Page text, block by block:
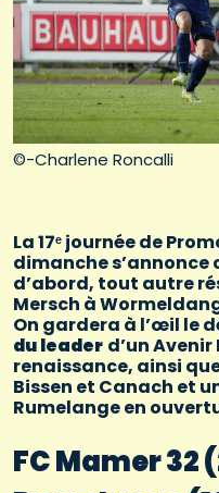
©-Charlene Roncalli
La 17ᵉ journée de
dimanche s’annonce
d’abord, tout autre
Mersch à
On gardera à l’œil le
du leader d’un
renaissance, ainsi
Bissen et Canach et
Rumelange en
FC Mamer 32